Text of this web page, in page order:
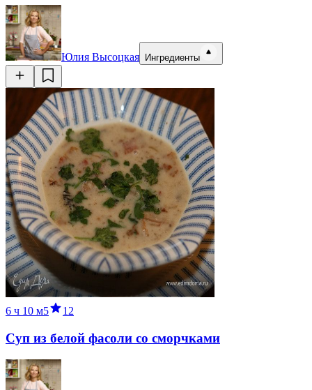
Юлия Высоцкая Ингредиенты
6 ч 10 м5 12
Суп из белой фасоли со сморчками